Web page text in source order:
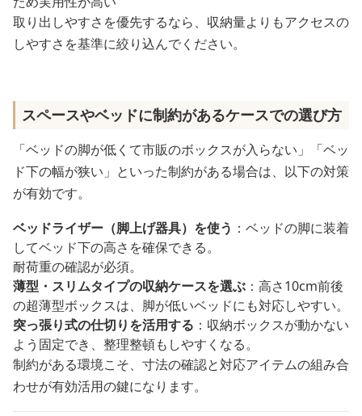
取り出しやすさを優先するなら、収納量よりもアクセスの
しやすさを基準に絞り込んでください。
スペースやベッドに制約があるケースでの選び方
「ベッドの脚が低くて市販のボックスが入らない」「ベッ
ド下の幅が狭い」といった制約がある場合は、以下の対策
が有効です。
ベッドライザー（脚上げ器具）を使う ：ベッドの脚に装着
してベッド下の高さを確保できる。
耐荷重の確認が必須。
薄型・スリムタイプの収納ケースを選ぶ ：高さ10cm前後
の超薄型ボックスは、脚が低いベッドにも対応しやすい。
突っ張り式の仕切りを活用する ：収納ボックスが動かない
よう固定でき、整理整頓もしやすくなる。
制約がある環境こそ、寸法の確認と対応アイテムの組み合
わせが有効活用の鍵になります。